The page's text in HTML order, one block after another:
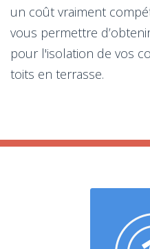
un coût vraiment
vous permettre
pour l'isolation de vos
toits en terrasse.